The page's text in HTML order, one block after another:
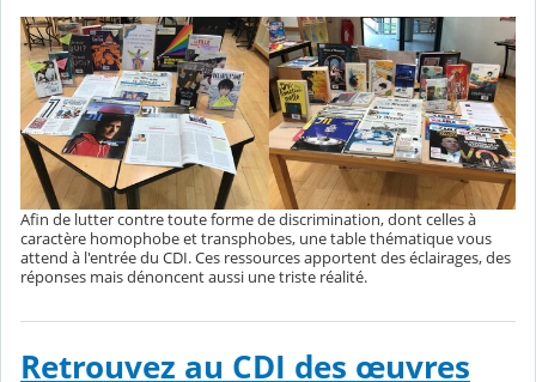
Afin de lutter contre toute forme de discrimination, dont celles à
caractère homophobe et transphobes, une table thématique vous
attend à l'entrée du CDI. Ces ressources apportent des éclairages, des
réponses mais dénoncent aussi une triste réalité.
Retrouvez au CDI des œuvres